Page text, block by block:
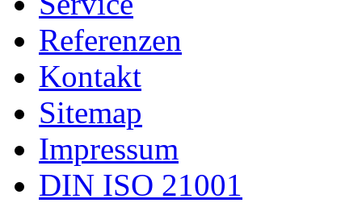
Referenzen
Kontakt
Sitemap
Impressum
DIN ISO 21001